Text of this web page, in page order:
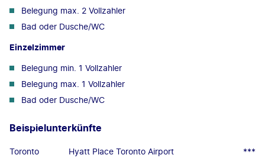
Belegung max. 2 Vollzahler
Bad oder Dusche/WC
Einzelzimmer
Belegung min. 1 Vollzahler
Belegung max. 1 Vollzahler
Bad oder Dusche/WC
Beispielunterkünfte
Toronto Hyatt Place Toronto Airport ***